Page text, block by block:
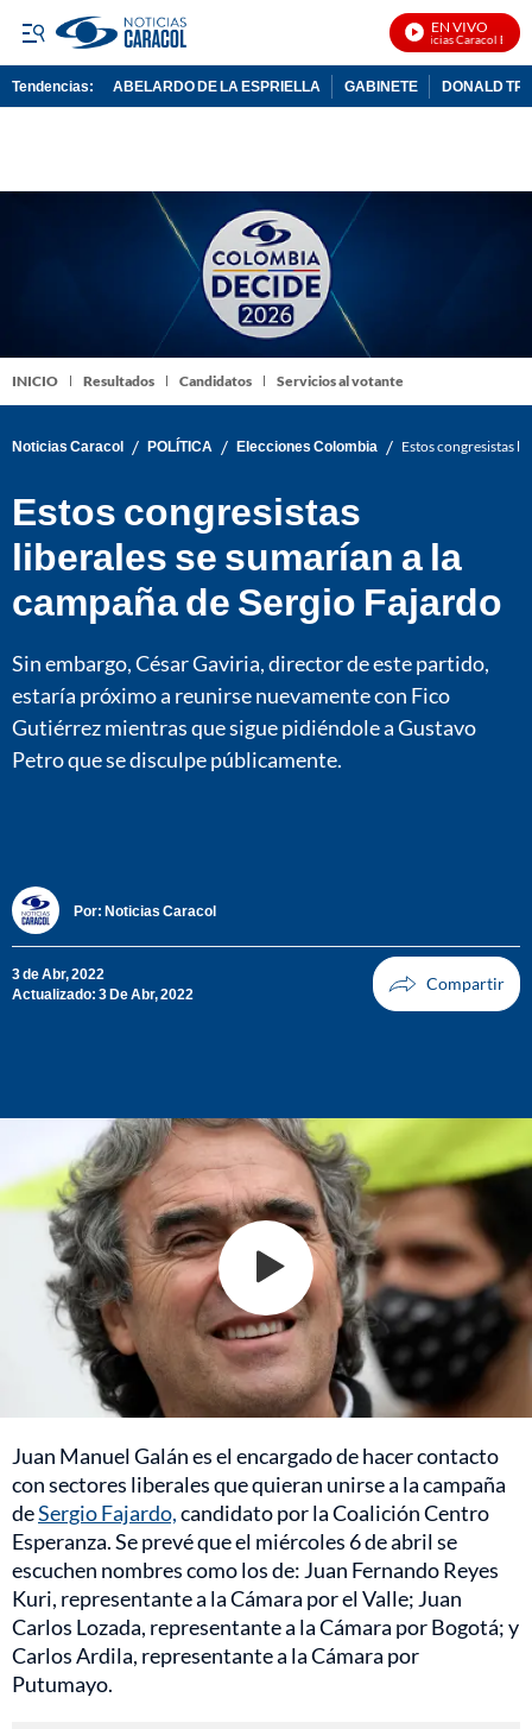
EN VIVO
Noticias Caracol En
Tendencias: ABELARDO DE LA ESPRIELLA GABINETE DONALD
INICIO Resultados Candidatos Servicios al votante
Noticias Caracol / POLÍTICA / Elecciones Colombia / Estos congresistas
Estos congresistas
liberales se sumarían a la
campaña de Sergio Fajardo
Sin embargo, César Gaviria, director de este partido,
estaría próximo a reunirse nuevamente con Fico
Gutiérrez mientras que sigue pidiéndole a Gustavo
Petro que se disculpe públicamente.
Por: Noticias Caracol
3 de Abr, 2022
Actualizado: 3 De Abr, 2022
Juan Manuel Galán es el encargado de hacer contacto
con sectores liberales que quieran unirse a la campaña
deSergio Fajardo,candidato por la Coalición Centro
Esperanza. Se prevé que el miércoles 6 de abril se
escuchen nombres como los de: Juan Fernando Reyes
Kuri, representante a la Cámara por el Valle; Juan
Carlos Lozada, representante a la Cámara por Bogotá; y
Carlos Ardila, representante a la Cámara por
Putumayo.